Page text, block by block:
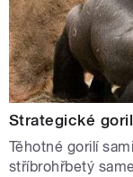
Strategické
Těhotné gorilí
stříbrohřbetý